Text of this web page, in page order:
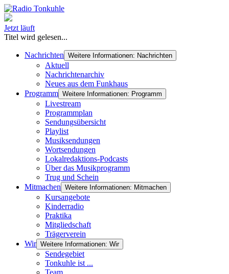
Jetzt läuft
Titel wird gelesen...
Nachrichten Weitere Informationen: Nachrichten
Aktuell
Nachrichtenarchiv
Neues aus dem Funkhaus
Programm Weitere Informationen: Programm
Livestream
Programmplan
Sendungsübersicht
Playlist
Musiksendungen
Wortsendungen
Lokalredaktions-Podcasts
Über das Musikprogramm
Trug und Schein
Mitmachen Weitere Informationen: Mitmachen
Kursangebote
Kinderradio
Praktika
Mitgliedschaft
Trägerverein
Wir Weitere Informationen: Wir
Sendegebiet
Tonkuhle ist ...
Team